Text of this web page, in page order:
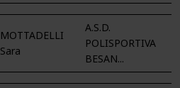
MOTTADELLI
Sara
A.S.D.
POLISPORTIVA
BESAN...